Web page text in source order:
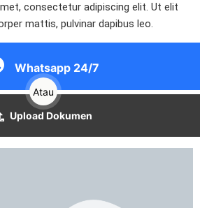
consectetur adipiscing elit. Ut elit
mattis, pulvinar dapibus leo.
Whatsapp 24/7
Atau
Upload Dokumen